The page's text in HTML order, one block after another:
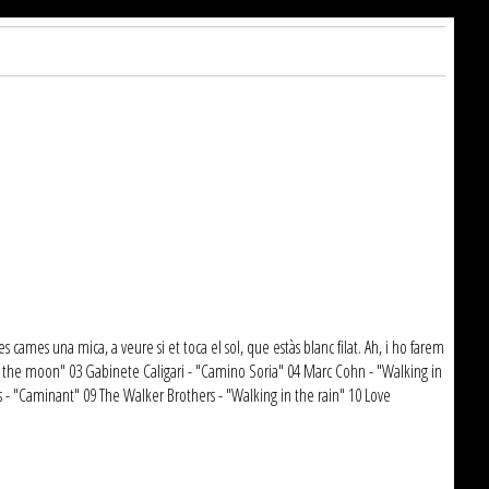
una mica, a veure si et toca el sol, que estàs blanc filat. Ah, i ho farem
moon" 03 Gabinete Caligari - "Camino Soria" 04 Marc Cohn - "Walking in
"Caminant" 09 The Walker Brothers - "Walking in the rain" 10 Love